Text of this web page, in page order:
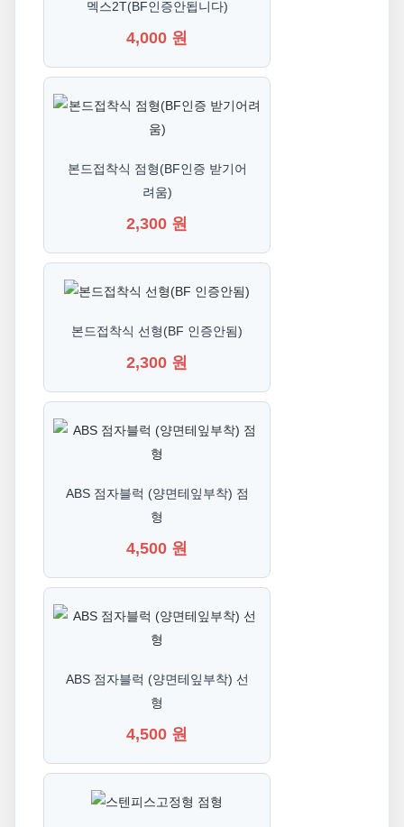
멕스2T(BF인증안됩니다)
4,000 원
본드접착식 점형(BF인증 받기어
려움)
2,300 원
본드접착식 선형(BF 인증안됨)
2,300 원
ABS 점자블럭 (양면테잎부착) 점
형
4,500 원
ABS 점자블럭 (양면테잎부착) 선
형
4,500 원